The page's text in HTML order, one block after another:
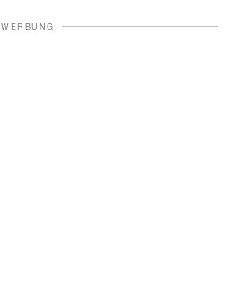
WERBUNG